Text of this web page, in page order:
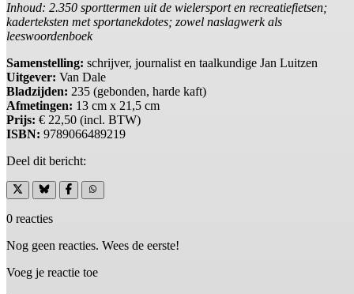
Inhoud: 2.350 sporttermen uit de wielersport en recreatiefietsen;
kaderteksten met sportanekdotes; zowel naslagwerk als
leeswoordenboek
Samenstelling: schrijver, journalist en taalkundige Jan Luitzen
Uitgever: Van Dale
Bladzijden: 235 (gebonden, harde kaft)
Afmetingen: 13 cm x 21,5 cm
Prijs: € 22,50 (incl. BTW)
ISBN: 9789066489219
Deel dit bericht:
0 reacties
Nog geen reacties. Wees de eerste!
Voeg je reactie toe